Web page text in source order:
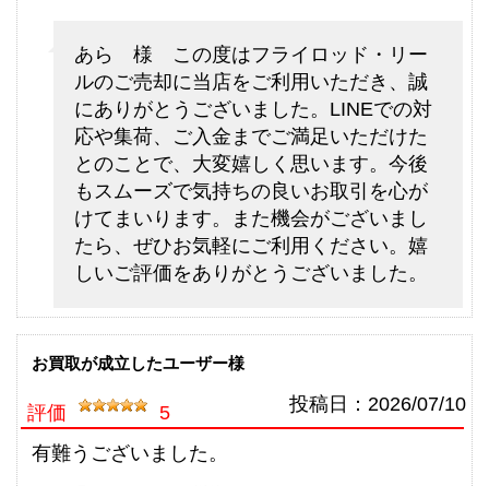
釣具買取クーポン g-
turi20260607（2026/06/30迄）
シマノ 電動リール 26 ビーストマ
スター 1000 未使用
釣具買取クーポン g-
turi20260608
（2026/06/30迄）
63,000円
2026/06/06
シマノ 電動リール 20 ビーストマ
スター MD 3000 未使用
釣具買取クーポン g-
turi20260609（2026/06/30迄）
61,500円
2026/06/06
シマノ 電動リール 21 ビーストマ
スター 3000EJ 未使用
釣具買取クーポン
turi20260610（2026/06/30迄）
60,000円
シマノ フライロッド アスキス
あら 様 この度はフライロッド・リー
ルのご売却に当店をご利用いただき、誠
にありがとうございました。LINEでの対
応や集荷、ご入金までご満足いただけた
とのことで、大変嬉しく思います。今後
もスムーズで気持ちの良いお取引を心が
けてまいります。また機会がございまし
たら、ぜひお気軽にご利用ください。嬉
しいご評価をありがとうございました。
お買取が成立したユーザー様
評価 5 投稿日： 2026/07/10
有難うございました。